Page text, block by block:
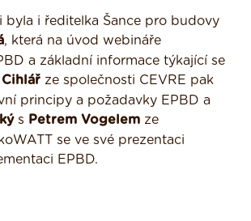
byla i ředitelka Šance pro budovy
, která na úvod webináře
a základní informace týkající se
ze společnosti CEVRE pak
principy a požadavky EPBD a
s Petrem Vogelem ze
se ve své prezentaci
EPBD.